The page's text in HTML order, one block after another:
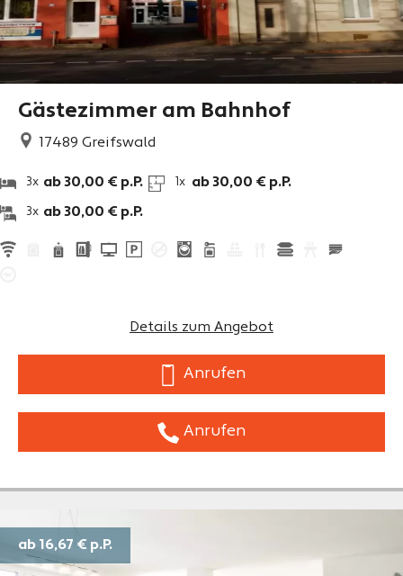
Gästezimmer am Bahnhof
17489 Greifswald
3x ab 30,00 € p.P.
3x ab 30,00 € p.P.
1x ab 30,00 € p.P.
Details zum Angebot
Anrufen
Anrufen
ab 16,67 € p.P.